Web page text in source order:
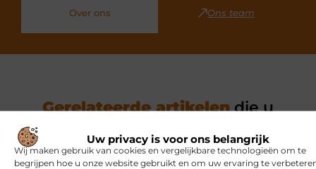
Uw privacy is voor ons belangrijk
Wij maken gebruik van cookies en vergelijkbare technologieën om te
begrijpen hoe u onze website gebruikt en om uw ervaring te
Over ons Ons team
Gerelateerde artikelendie u
MARKETING